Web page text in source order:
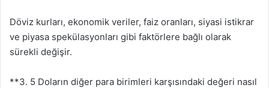
Döviz kurları, ekonomik veriler, faiz oranları, siyasi istikrar
ve piyasa spekülasyonları gibi faktörlere bağlı olarak
sürekli değişir.
**3. 5 Doların diğer para birimleri karşısındaki değeri nasıl